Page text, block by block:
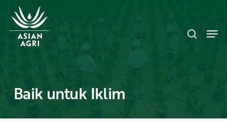
main
content
Baik untuk Iklim